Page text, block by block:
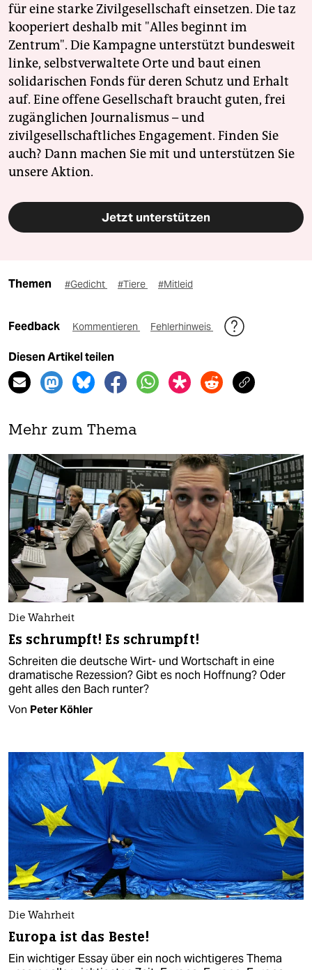
für eine starke Zivilgesellschaft einsetzen. Die taz
kooperiert deshalb mit "Alles beginnt im
Zentrum". Die Kampagne unterstützt bundesweit
linke, selbstverwaltete Orte und baut einen
solidarischen Fonds für deren Schutz und Erhalt
auf. Eine offene Gesellschaft braucht guten, frei
zugänglichen Journalismus – und
zivilgesellschaftliches Engagement. Finden Sie
auch? Dann machen Sie mit und unterstützen Sie
unsere Aktion.
Jetzt unterstützen
Themen #Gedicht #Tiere #Mitleid
Feedback Kommentieren Fehlerhinweis
Diesen Artikel teilen
Mehr zum Thema
Die Wahrheit
Es schrumpft! Es schrumpft!
Schreiten die deutsche Wirt- und Wortschaft in eine
dramatische Rezession? Gibt es noch Hoffnung? Oder
geht alles den Bach runter?
Von Peter Köhler
Die Wahrheit
Europa ist das Beste!
Ein wichtiger Essay über ein noch wichtigeres Thema